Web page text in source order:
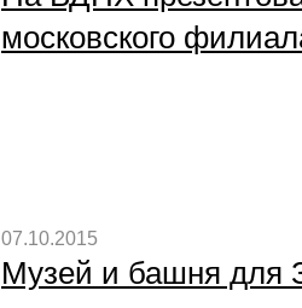
московского
07.10.2015
Музей и башня для